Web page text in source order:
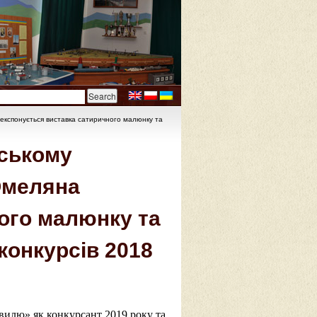
виставка сатиричного малюнку та
малюнку та
2018
як конкурсант 2019 року та